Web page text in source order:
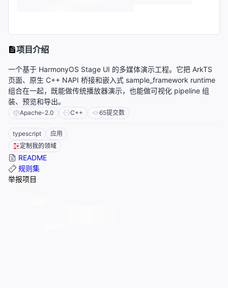
项目介绍
一个基于 HarmonyOS Stage UI 的多媒体演示工程。它把 ArkTS
页面、原生 C++ NAPI 桥接和嵌入式 sample_framework runtime
组合在一起，既能做传统播放器演示，也能做可视化 pipeline 组
装、预览和导出。
Apache-2.0 C++ 65提交数
typescript
应用
定制我的领域
README
规则集
举报项目